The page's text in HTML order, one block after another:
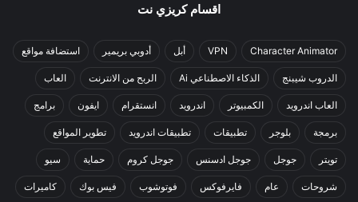
اقسام كريزي نت
Character Animator
VPN أبل أدوبي بريمير استضافة مواقع
الدروب شيبنج الذكاء الاصطناعي Ai الربح من الانترنت العاب
العاب اندرويد الكمبيوتر اندرويد انستقرام ايفون برامج
برمجة بلوجر تطبيقات تطبيقات اندرويد تطوير المواقع
تويتر جوجل جوجل ادسنس جوجل كروم حماية سيو
شروحات عام فايرفوكس فوتوشوب فيس بوك كاميرات